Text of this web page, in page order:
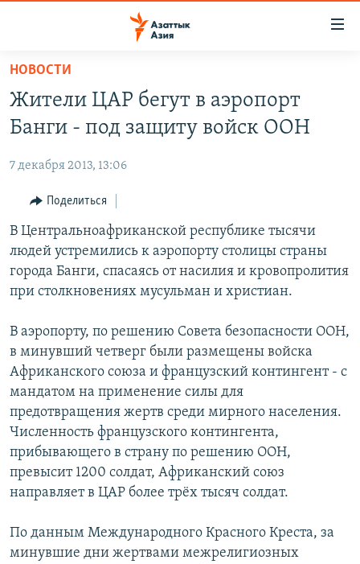
Вернуться
основному
содержанию
навигации
Вернутся
поиску
УЗБЕКИСТАН
ТАДЖИКИСТАН
НА ДРУГИХ ЯЗЫКАХ
ҚАЗАҚША
КЫРГЫЗЧА
ЎЗБЕКЧА
ТОҶИКӢ
Все сайты РСЕ/РС
НОВОСТИ
Жители ЦАР бегут в аэропорт
Банги - под защиту войск ООН
7 декабря 2013, 13:06
Поделиться
В Центральноафриканской республике тысячи
людей устремились к аэропорту столицы страны
города Банги, спасаясь от насилия и кровопролития
при столкновениях мусульман и христиан.
В аэропорту, по решению Совета безопасности ООН,
в минувший четверг были размещены войска
Африканского союза и французский контингент - с
мандатом на применение силы для
предотвращения жертв среди мирного населения.
Численность французского контингента,
прибывающего в страну по решению ООН,
превысит 1200 солдат, Африканский союз
направляет в ЦАР более трёх тысяч солдат.
По данным Международного Красного Креста, за
минувшие дни жертвами межрелигиозных